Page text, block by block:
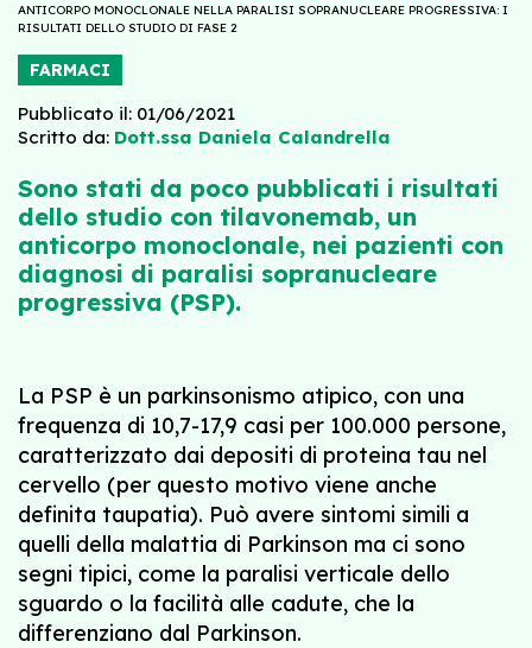
ANTICORPO MONOCLONALE NELLA PARALISI SOPRANUCLEARE PROGRESSIVA: I
RISULTATI DELLO STUDIO DI FASE 2
FARMACI
Pubblicato il: 01/06/2021
Scritto da: Dott.ssa Daniela Calandrella
Sono stati da poco pubblicati i risultati
dello studio con tilavonemab, un
anticorpo monoclonale, nei pazienti con
diagnosi di paralisi sopranucleare
progressiva (PSP).
La PSP è un parkinsonismo atipico, con una
frequenza di 10,7-17,9 casi per 100.000 persone,
caratterizzato dai depositi di proteina tau nel
cervello (per questo motivo viene anche
definita taupatia). Può avere sintomi simili a
quelli della malattia di Parkinson ma ci sono
segni tipici, come la paralisi verticale dello
sguardo o la facilità alle cadute, che la
differenziano dal Parkinson.